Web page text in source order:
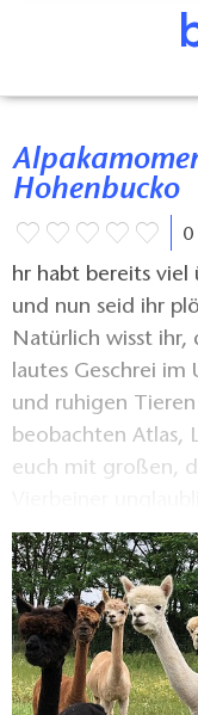
Alpakamomente im Tinyhaus
Hohenbucko
0
hr habt bereits viel
und nun seid ihr
Natürlich wisst ihr,
lautes Geschrei im
und ruhigen
beobachten Atlas,
euch mit großen,
Vierbeiner
euch im Nu, und
weiches Fell
Luzifer sogar
jedem! Ein echter
fassen, dass euer
Weide steht.